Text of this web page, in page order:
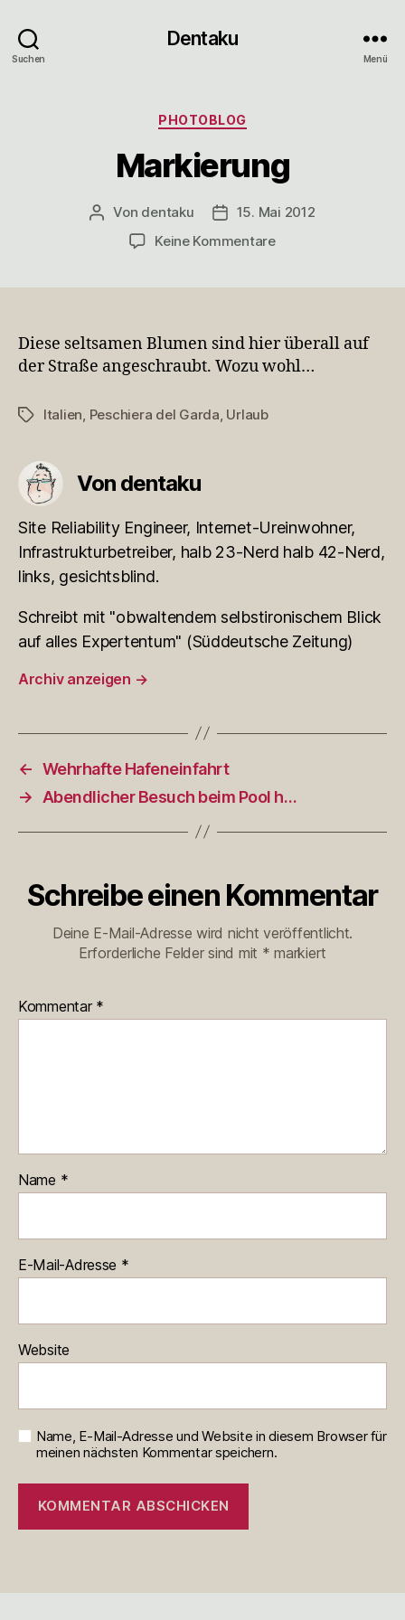
Suchen
Dentaku
Menü
Kategorien
PHOTOBLOG
Markierung
Beitragsautor
Von dentaku Veröffentlichungsdatum
15. Mai 2012
Keine Kommentarezu
Diese seltsamen Blumen sind hier überall auf
der Straße angeschraubt. Wozu wohl…
Schlagwörter
Italien Peschiera del Garda Urlaub
Von dentaku
Site Reliability Engineer, Internet-Ureinwohner,
Infrastrukturbetreiber, halb 23-Nerd halb 42-Nerd,
links, gesichtsblind.
Schreibt mit "obwaltendem selbstironischem Blick
auf alles Expertentum" (Süddeutsche Zeitung)
Archiv anzeigen →
← Wehrhafte Hafeneinfahrt
→
Abendlicher Besuch beim Pool h…
Schreibe einen Kommentar
Deine E-Mail-Adresse wird nicht veröffentlicht.
Erforderliche Felder sind mit * markiert
Kommentar *
Name *
E-Mail-Adresse *
Website
Name, E-Mail-Adresse und Website in diesem Browser für
meinen nächsten Kommentar speichern.